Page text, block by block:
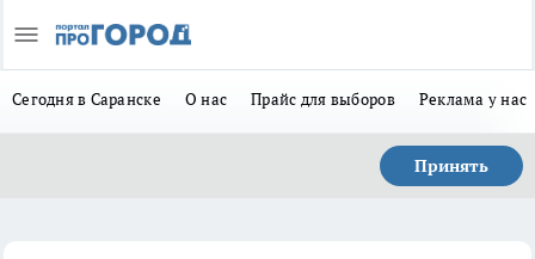
Сегодня в Саранске О нас Прайс для выборов Реклама у нас
Принять